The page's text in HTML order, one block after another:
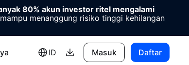
80% akun investor ritel mengalami
menanggung risiko tinggi kehilangan
ID Masuk Daftar